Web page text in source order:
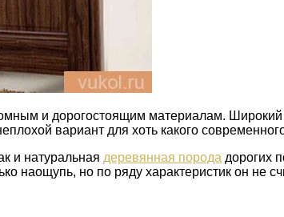
и дорогостоящим материалам.
вариант для хоть какого
и натуральная деревянная порода дорогих
наощупь, но по ряду характеристик он не